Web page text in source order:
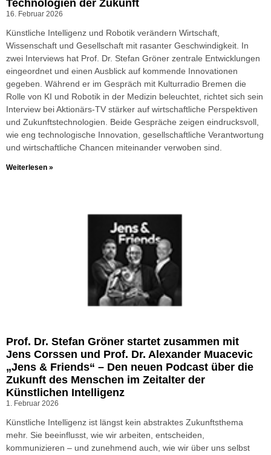
Technologien der Zukunft
16. Februar 2026
Künstliche Intelligenz und Robotik verändern Wirtschaft,
Wissenschaft und Gesellschaft mit rasanter Geschwindigkeit. In
zwei Interviews hat Prof. Dr. Stefan Gröner zentrale Entwicklungen
eingeordnet und einen Ausblick auf kommende Innovationen
gegeben. Während er im Gespräch mit Kulturradio Bremen die
Rolle von KI und Robotik in der Medizin beleuchtet, richtet sich sein
Interview bei Aktionärs-TV stärker auf wirtschaftliche Perspektiven
und Zukunftstechnologien. Beide Gespräche zeigen eindrucksvoll,
wie eng technologische Innovation, gesellschaftliche Verantwortung
und wirtschaftliche Chancen miteinander verwoben sind.
Weiterlesen »
Prof. Dr. Stefan Gröner startet zusammen mit
Jens Corssen und Prof. Dr. Alexander Muacevic
„Jens & Friends“ – Den neuen Podcast über die
Zukunft des Menschen im Zeitalter der
Künstlichen Intelligenz
1. Februar 2026
Künstliche Intelligenz ist längst kein abstraktes Zukunftsthema
mehr. Sie beeinflusst, wie wir arbeiten, entscheiden,
kommunizieren – und zunehmend auch, wie wir über uns selbst